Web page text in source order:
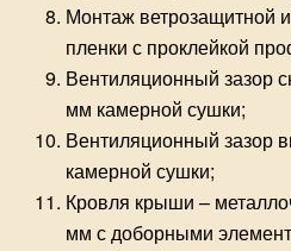
Монтаж ветрозащитной
пленки с проклейкой
Вентиляционный зазор
мм камерной сушки;
Вентиляционный зазор
камерной сушки;
Кровля крыши –
мм с доборными